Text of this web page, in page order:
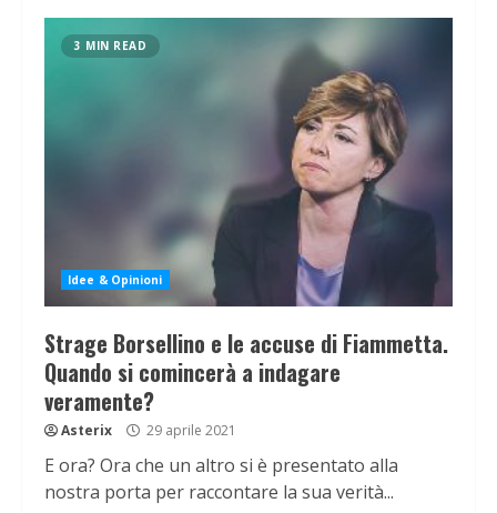
3 MIN READ
Idee & Opinioni
Strage Borsellino e le accuse di Fiammetta.
Quando si comincerà a indagare
veramente?
Asterix 29 aprile 2021
E ora? Ora che un altro si è presentato alla
nostra porta per raccontare la sua verità...